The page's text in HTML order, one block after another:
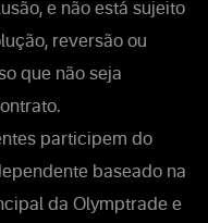
e não está sujeito
reversão ou
que não seja
participem do
baseado na
da Olymptrade e